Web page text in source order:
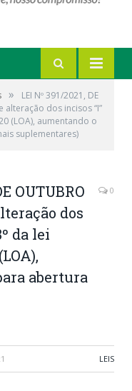
»
LEI Nº 391/2021, DE
alteração dos incisos “I”
(LOA), aumentando o
suplementares)
OUTUBRO
dos
da lei
abertura
0
LEIS